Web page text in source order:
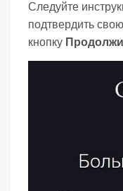
Следуйте
подтвердить
кнопку